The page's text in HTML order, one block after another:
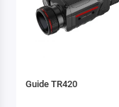
Guide TR420